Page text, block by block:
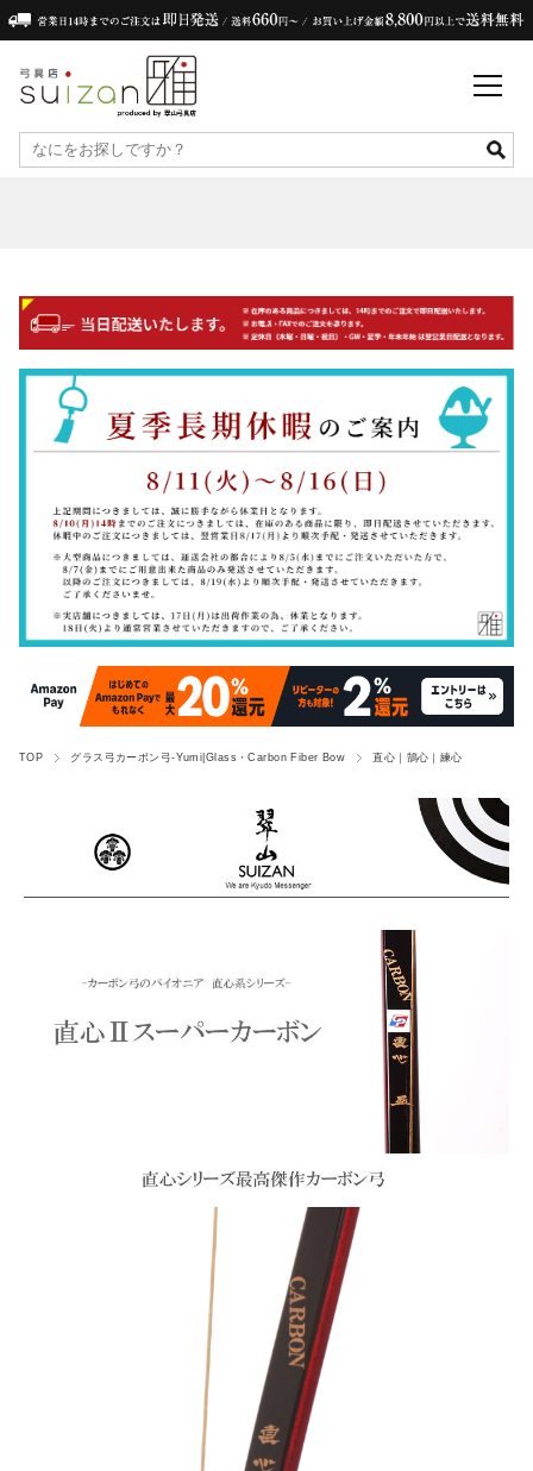
TOP グラス弓カーボン弓-Yumi|Glass・Carbon Fiber Bow 直心｜鵠心｜練心